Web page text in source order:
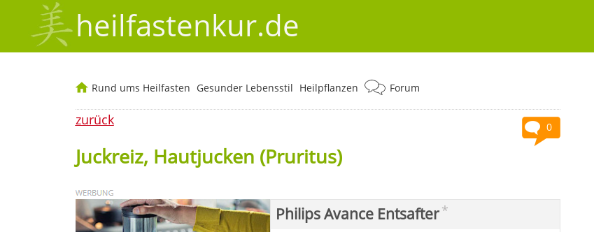
heilfastenkur.de
Rund ums Heilfasten Gesunder Lebensstil Heilpflanzen Forum
0
zurück
Juckreiz, Hautjucken (Pruritus)
Philips Avance Entsafter*